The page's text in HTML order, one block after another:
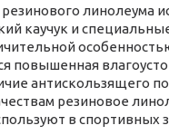
линолеума
каучук и
повышенная
антискользящего
резиновое
в спортивных